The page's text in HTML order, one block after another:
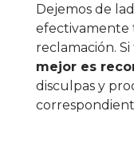
Dejemos de
efectivamente
reclamación.
mejor es
disculpas y